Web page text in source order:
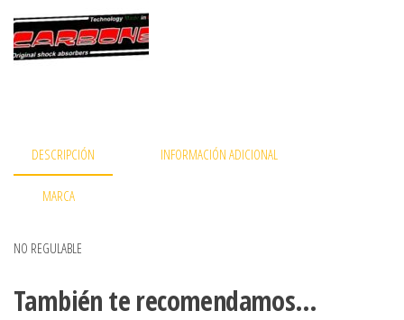
DESCRIPCIÓN INFORMACIÓN ADICIONAL
MARCA
NO REGULABLE
También te recomendamos…